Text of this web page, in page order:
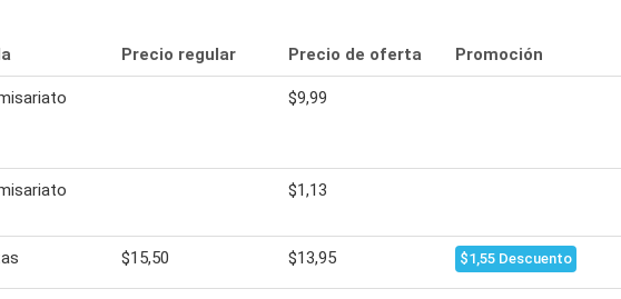
Precio regular Precio de oferta Promoción
$9,99
$1,13
$15,50 $13,95 $1,55 Descuento